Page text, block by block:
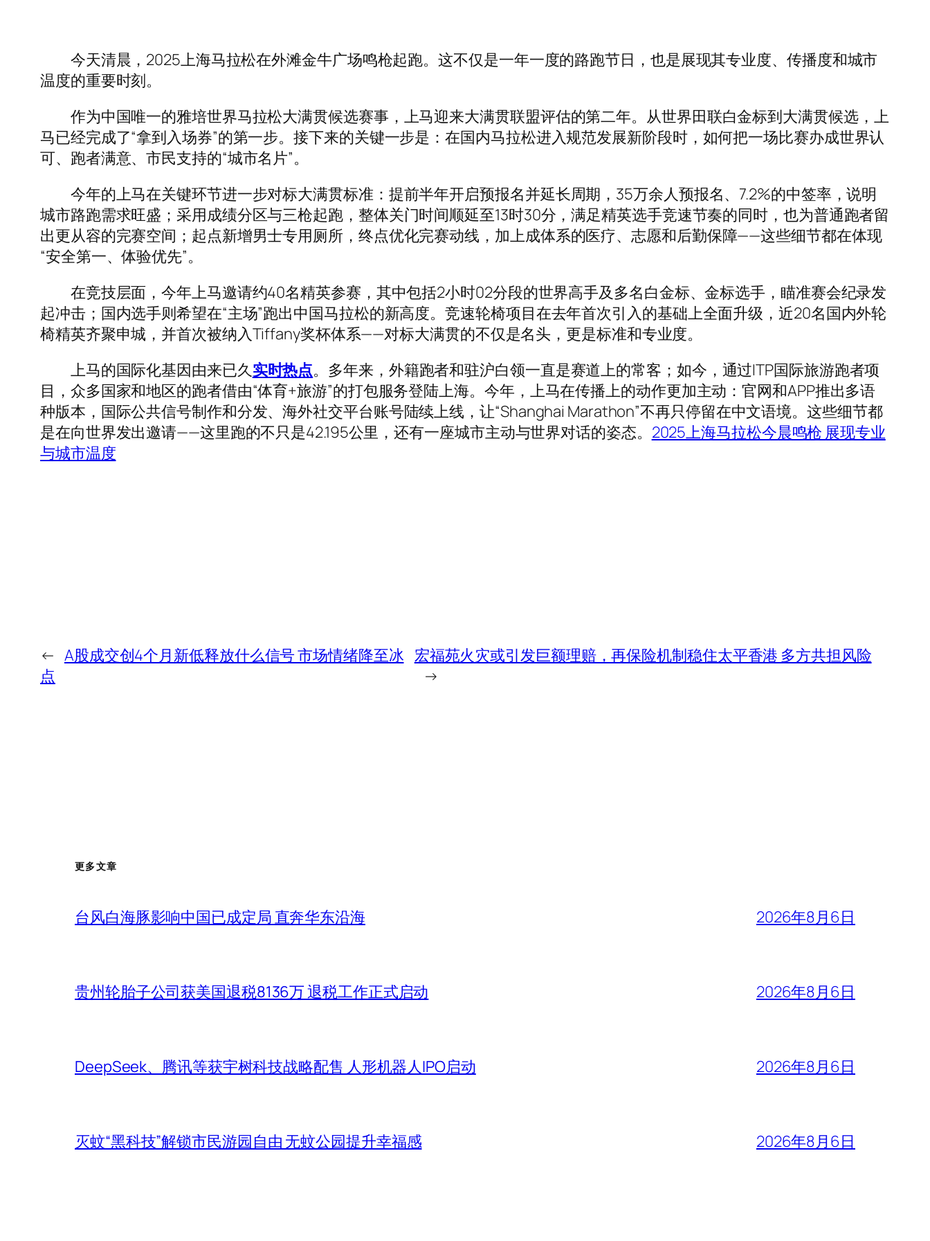
今天清晨，2025上海马拉松在外滩金牛广场鸣枪起跑。这不仅是一年一度的路跑节日，也是展现其专业度、传播度和城市
温度的重要时刻。
作为中国唯一的雅培世界马拉松大满贯候选赛事，上马迎来大满贯联盟评估的第二年。从世界田联白金标到大满贯候选，上
马已经完成了“拿到入场券”的第一步。接下来的关键一步是：在国内马拉松进入规范发展新阶段时，如何把一场比赛办成世界认
可、跑者满意、市民支持的“城市名片”。
今年的上马在关键环节进一步对标大满贯标准：提前半年开启预报名并延长周期，35万余人预报名、7.2%的中签率，说明
城市路跑需求旺盛；采用成绩分区与三枪起跑，整体关门时间顺延至13时30分，满足精英选手竞速节奏的同时，也为普通跑者留
出更从容的完赛空间；起点新增男士专用厕所，终点优化完赛动线，加上成体系的医疗、志愿和后勤保障——这些细节都在体现
“安全第一、体验优先”。
在竞技层面，今年上马邀请约40名精英参赛，其中包括2小时02分段的世界高手及多名白金标、金标选手，瞄准赛会纪录发
起冲击；国内选手则希望在“主场”跑出中国马拉松的新高度。竞速轮椅项目在去年首次引入的基础上全面升级，近20名国内外轮
椅精英齐聚申城，并首次被纳入Tiffany奖杯体系——对标大满贯的不仅是名头，更是标准和专业度。
上马的国际化基因由来已久实时热点。多年来，外籍跑者和驻沪白领一直是赛道上的常客；如今，通过ITP国际旅游跑者项
目，众多国家和地区的跑者借由“体育+旅游”的打包服务登陆上海。今年，上马在传播上的动作更加主动：官网和APP推出多语
种版本，国际公共信号制作和分发、海外社交平台账号陆续上线，让“Shanghai Marathon”不再只停留在中文语境。这些细节都
是在向世界发出邀请——这里跑的不只是42.195公里，还有一座城市主动与世界对话的姿态。 2025上海马拉松今晨鸣枪 展现专业
与城市温度
← A股成交创4个月新低释放什么信号 市场情绪降至冰
点
宏福苑火灾或引发巨额理赔，再保险机制稳住太平香港 多方共担风险
→
更多文章
台风白海豚影响中国已成定局 直奔华东沿海 2026年8月6日
贵州轮胎子公司获美国退税8136万 退税工作正式启动 2026年8月6日
DeepSeek、腾讯等获宇树科技战略配售 人形机器人IPO启动 2026年8月6日
灭蚊“黑科技”解锁市民游园自由 无蚊公园提升幸福感 2026年8月6日